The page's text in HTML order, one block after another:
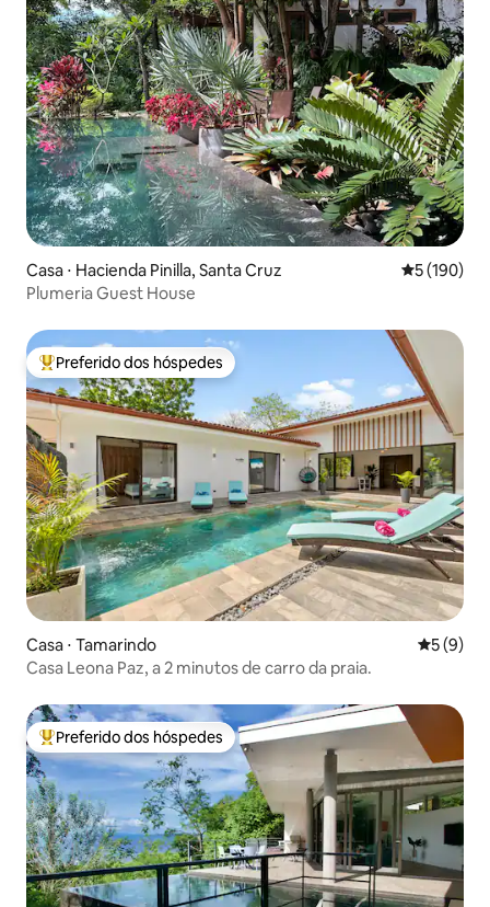
Casa ⋅ Hacienda Pinilla, Santa Cruz 5 de uma
5 (190)
Plumeria Guest House
Entre os melhores preferidos dos hóspedes
Preferido dos hóspedes
Casa ⋅ Tamarindo 5 de
5 (9)
Casa Leona Paz, a 2 minutos de carro da praia.
Entre os melhores preferidos dos hóspedes
Preferido dos hóspedes